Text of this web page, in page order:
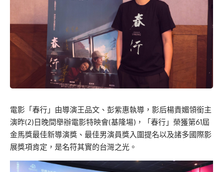
電影「春行」由導演王品文、彭紫惠執導，影后楊貴媚領銜主
演昨(2)日晚間舉辦電影特映會(基隆場)，「春行」榮獲第61屆
金馬獎最佳新導演獎、最佳男演員獎入圍提名以及諸多國際影
展獎項肯定，是名符其實的台灣之光。